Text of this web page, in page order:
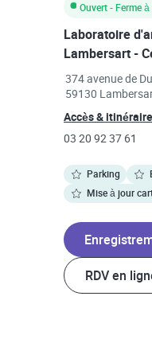
Ouvert- Ferme à
Laboratoire
Lambersart -
374 avenue de
59130
Link Opens in
Accès & itinéraire
phone
03 20 92 37 61
Parking
Mise à jour
RDV en